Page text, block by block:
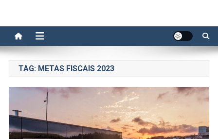
TAG: METAS FISCAIS 2023